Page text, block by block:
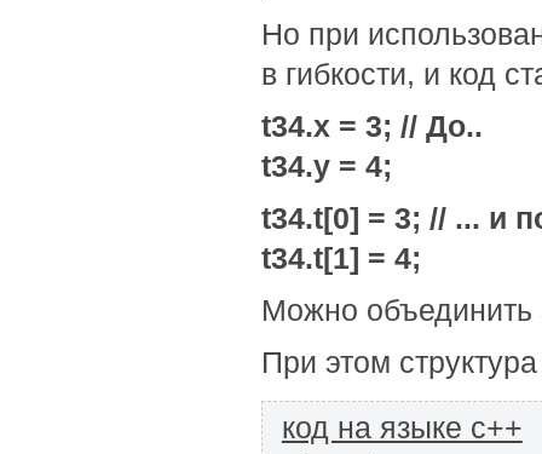
Но при
в гибкости, и код
t34.x = 3; // До..
t34.y = 4;
t34.t[0] = 3; // ... и
t34.t[1] = 4;
Можно
При этом
код на языке с++